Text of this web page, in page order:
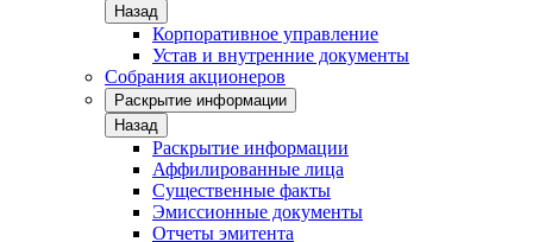
Назад
Корпоративное управление
Устав и внутренние документы
Собрания акционеров
Раскрытие информации
Назад
Раскрытие информации
Аффилированные лица
Существенные факты
Эмиссионные документы
Отчеты эмитента